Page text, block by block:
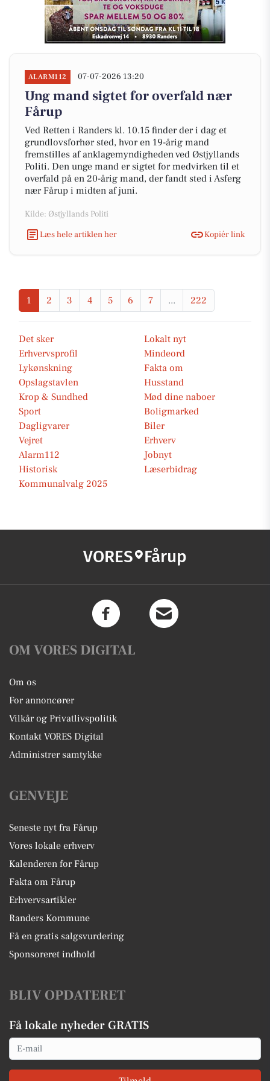
ALARM112 07-07-2026 13:20
Ung mand sigtet for overfald nær
Fårup
Ved Retten i Randers kl. 10.15 finder der i dag et
grundlovsforhør sted, hvor en 19-årig mand
fremstilles af anklagemyndigheden ved Østjyllands
Politi. Den unge mand er sigtet for medvirken til et
overfald på en 20-årig mand, der fandt sted i Asferg
nær Fårup i midten af juni.
Kilde: Østjyllands Politi
Læs hele artiklen her
Kopiér link
1 2 3 4 5 6 7 ... 222
Det sker
Lokalt nyt
Erhvervsprofil
Mindeord
Lykønskning
Fakta om
Opslagstavlen
Husstand
Krop & Sundhed
Mød dine naboer
Sport
Boligmarked
Dagligvarer
Biler
Vejret
Erhverv
Alarm112
Jobnyt
Historisk
Læserbidrag
Kommunalvalg 2025
VORES Fårup
OM VORES DIGITAL
Om os
For annoncører
Vilkår og Privatlivspolitik
Kontakt VORES Digital
Administrer samtykke
GENVEJE
Seneste nyt fra Fårup
Vores lokale erhverv
Kalenderen for Fårup
Fakta om Fårup
Erhvervsartikler
Randers Kommune
Få en gratis salgsvurdering
Sponsoreret indhold
BLIV OPDATERET
Få lokale nyheder GRATIS
Email